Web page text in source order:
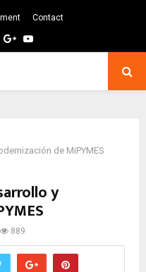
Contact
GoogleYoutube
de MiPYMES
y
889